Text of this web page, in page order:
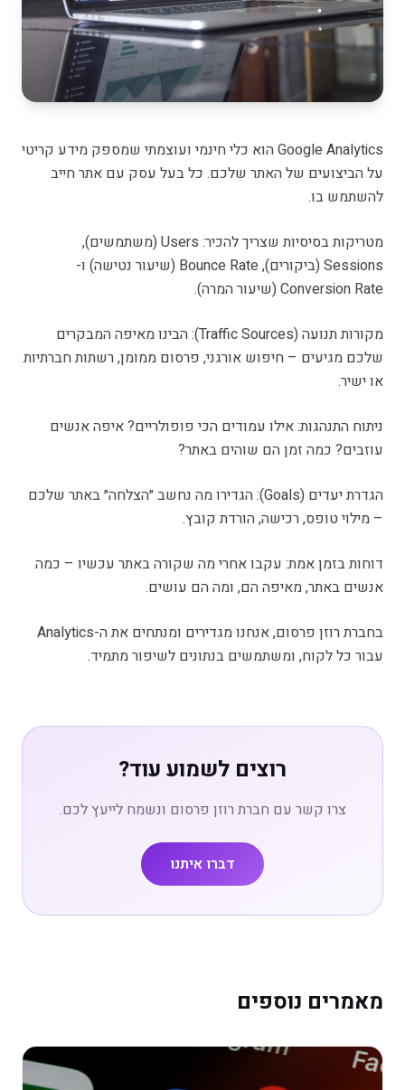
Google Analytics הוא כלי חינמי ועוצמתי שמספק מידע קריטי
על הביצועים של האתר שלכם. כל בעל עסק עם אתר חייב
להשתמש בו.
מטריקות בסיסיות שצריך להכיר: Users (משתמשים),
Sessions (ביקורים), Bounce Rate (שיעור נטישה) ו-
Conversion Rate (שיעור המרה).
מקורות תנועה (Traffic Sources): הבינו מאיפה המבקרים
שלכם מגיעים – חיפוש אורגני, פרסום ממומן, רשתות חברתיות
או ישיר.
ניתוח התנהגות: אילו עמודים הכי פופולריים? איפה אנשים
עוזבים? כמה זמן הם שוהים באתר?
הגדרת יעדים (Goals): הגדירו מה נחשב ״הצלחה״ באתר שלכם
– מילוי טופס, רכישה, הורדת קובץ.
דוחות בזמן אמת: עקבו אחרי מה שקורה באתר עכשיו – כמה
אנשים באתר, מאיפה הם, ומה הם עושים.
בחברת רוזן פרסום, אנחנו מגדירים ומנתחים את ה-Analytics
עבור כל לקוח, ומשתמשים בנתונים לשיפור מתמיד.
רוצים לשמוע עוד?
צרו קשר עם חברת רוזן פרסום ונשמח לייעץ לכם.
דברו איתנו
מאמרים נוספים